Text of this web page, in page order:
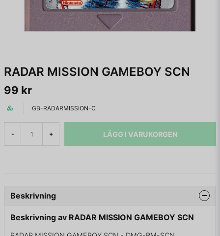
RADAR MISSION GAMEBOY SCN
99 kr
GB-RADARMISSION-C
- + LÄGG I VARUKORGEN
Beskrivning
Beskrivning av RADAR MISSION GAMEBOY SCN